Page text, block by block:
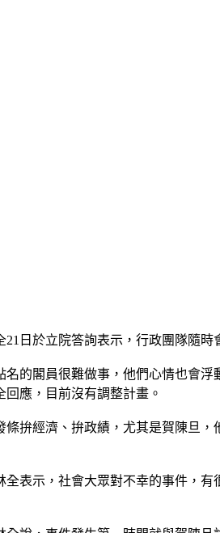
日於立院答詢表示，行政團隊隨時
的閣員很難做事，他們心情也會
應，目前沒有調整計畫。
拚經濟、拚政績，尤其是賀陳旦
表示，社會大眾對不幸的事件，